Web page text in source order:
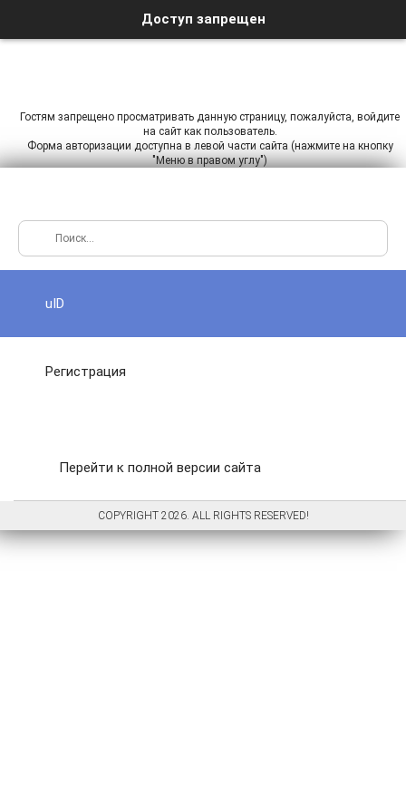
Доступ запрещен
Гостям запрещено просматривать данную страницу, пожалуйста, войдите
на сайт как пользователь.
Форма авторизации доступна в левой части сайта (нажмите на кнопку
"Меню в правом углу")
uID
Регистрация
Перейти к полной версии сайта
COPYRIGHT 2026. ALL RIGHTS RESERVED!